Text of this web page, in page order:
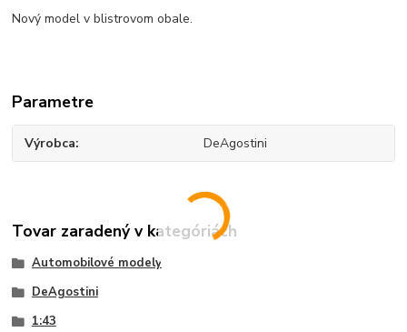
Nový model v blistrovom obale.
Parametre
Výrobca DeAgostini
Tovar zaradený v kategóriách
Automobilové modely
DeAgostini
1:43